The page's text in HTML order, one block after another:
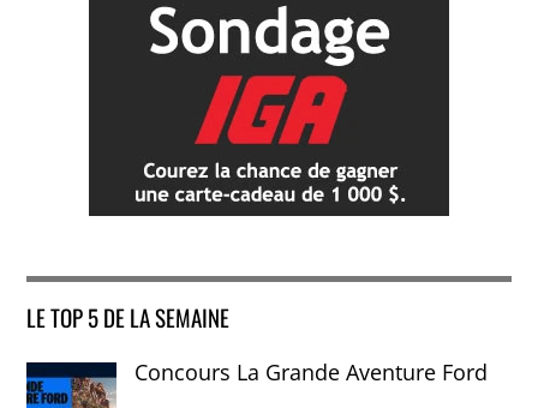
LE TOP 5 DE LA SEMAINE
Concours La Grande Aventure Ford